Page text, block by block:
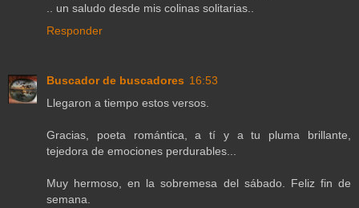
.. un saludo desde mis colinas solitarias..
Responder
Buscador de buscadores 16:53
Llegaron a tiempo estos versos.
Gracias, poeta romántica, a tí y a tu pluma brillante,
tejedora de emociones perdurables...
Muy hermoso, en la sobremesa del sábado. Feliz fin de
semana.